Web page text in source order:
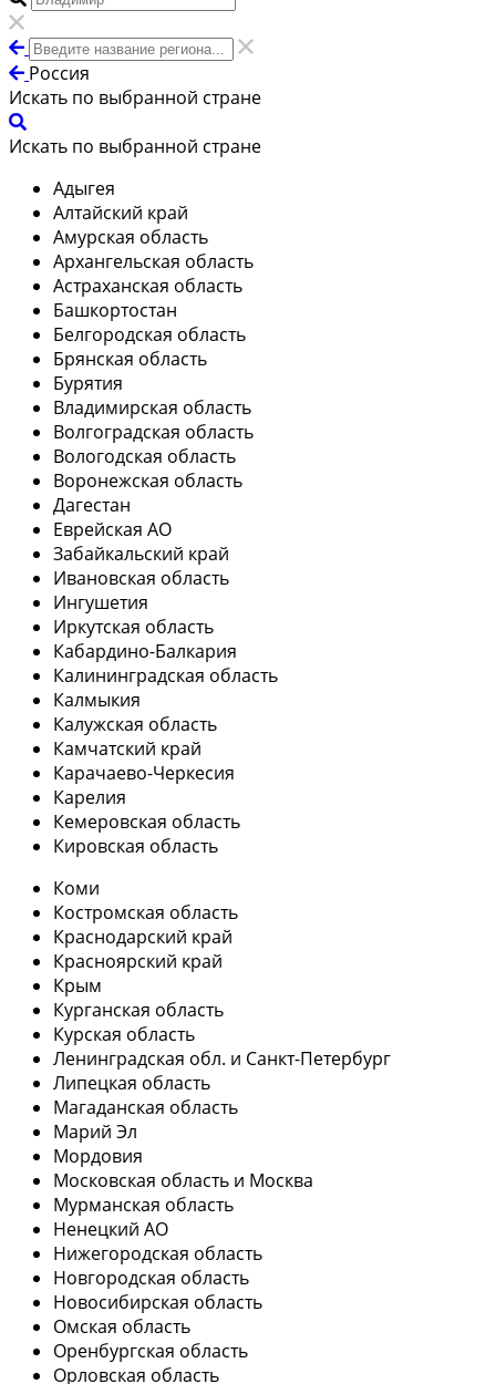
Россия
Искать по выбранной стране
Искать по выбранной стране
Адыгея
Алтайский край
Амурская область
Архангельская область
Астраханская область
Башкортостан
Белгородская область
Брянская область
Бурятия
Владимирская область
Волгоградская область
Вологодская область
Воронежская область
Дагестан
Еврейская АО
Забайкальский край
Ивановская область
Ингушетия
Иркутская область
Кабардино-Балкария
Калининградская область
Калмыкия
Калужская область
Камчатский край
Карачаево-Черкесия
Карелия
Кемеровская область
Кировская область
Коми
Костромская область
Краснодарский край
Красноярский край
Крым
Курганская область
Курская область
Ленинградская обл. и Санкт-Петербург
Липецкая область
Магаданская область
Марий Эл
Мордовия
Московская область и Москва
Мурманская область
Ненецкий АО
Нижегородская область
Новгородская область
Новосибирская область
Омская область
Оренбургская область
Орловская область